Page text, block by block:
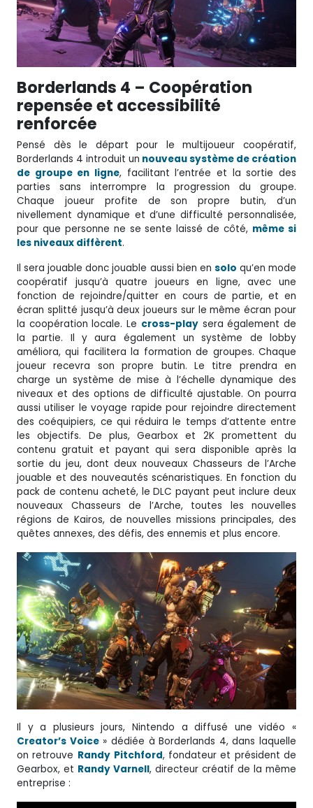
Borderlands 4 – Coopération
repensée et accessibilité
renforcée
Pensé dès le départ pour le multijoueur coopératif,
Borderlands 4 introduit un nouveau système de création
de groupe en ligne, facilitant l’entrée et la sortie des
parties sans interrompre la progression du groupe.
Chaque joueur profite de son propre butin, d’un
nivellement dynamique et d’une difficulté personnalisée,
pour que personne ne se sente laissé de côté, même si
les niveaux diffèrent.
Il sera jouable donc jouable aussi bien en solo qu’en mode
coopératif jusqu’à quatre joueurs en ligne, avec une
fonction de rejoindre/quitter en cours de partie, et en
écran splitté jusqu’à deux joueurs sur le même écran pour
la coopération locale. Le cross-playsera également de
la partie. Il y aura également un système de lobby
améliora, qui facilitera la formation de groupes. Chaque
joueur recevra son propre butin. Le titre prendra en
charge un système de mise à l’échelle dynamique des
niveaux et des options de difficulté ajustable. On pourra
aussi utiliser le voyage rapide pour rejoindre directement
des coéquipiers, ce qui réduira le temps d’attente entre
les objectifs. De plus, Gearbox et 2K promettent du
contenu gratuit et payant qui sera disponible après la
sortie du jeu, dont deux nouveaux Chasseurs de l’Arche
jouable et des nouveautés scénaristiques. En fonction du
pack de contenu acheté, le DLC payant peut inclure deux
nouveaux Chasseurs de l’Arche, toutes les nouvelles
régions de Kairos, de nouvelles missions principales, des
quêtes annexes, des défis, des ennemis et plus encore.
Il y a plusieurs jours, Nintendo a diffusé une vidéo «
Creator’s Voice» dédiée à Borderlands 4, dans laquelle
on retrouve Randy Pitchford, fondateur et président de
Gearbox, et Randy Varnell, directeur créatif de la même
entreprise :